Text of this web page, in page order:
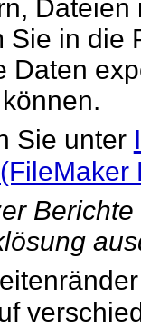
Sie in die
Daten
Sie unter